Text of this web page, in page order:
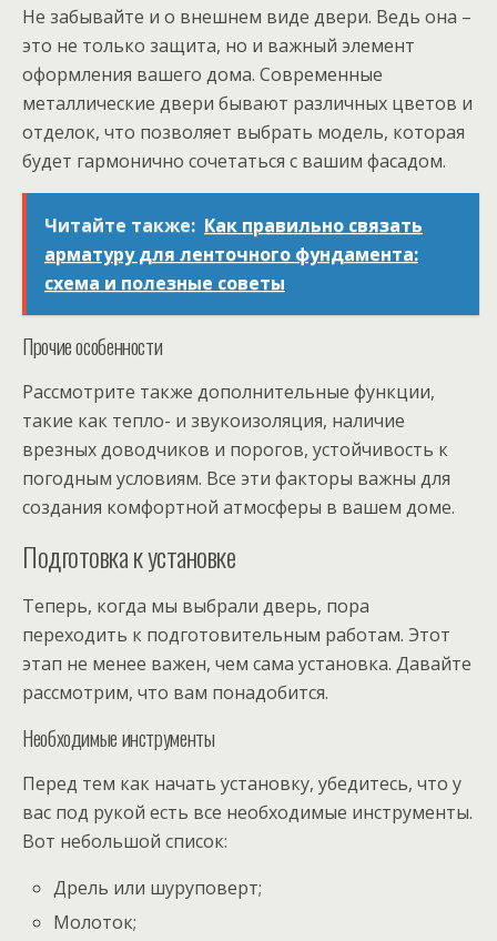
Не забывайте и о внешнем виде двери. Ведь она –
это не только защита, но и важный элемент
оформления вашего дома. Современные
металлические двери бывают различных цветов и
отделок, что позволяет выбрать модель, которая
будет гармонично сочетаться с вашим фасадом.
Читайте также: Как правильно связать
арматуру для ленточного фундамента:
схема и полезные советы
Прочие особенности
Рассмотрите также дополнительные функции,
такие как тепло- и звукоизоляция, наличие
врезных доводчиков и порогов, устойчивость к
погодным условиям. Все эти факторы важны для
создания комфортной атмосферы в вашем доме.
Подготовка к установке
Теперь, когда мы выбрали дверь, пора
переходить к подготовительным работам. Этот
этап не менее важен, чем сама установка. Давайте
рассмотрим, что вам понадобится.
Необходимые инструменты
Перед тем как начать установку, убедитесь, что у
вас под рукой есть все необходимые инструменты.
Вот небольшой список:
Дрель или шуруповерт;
Молоток;